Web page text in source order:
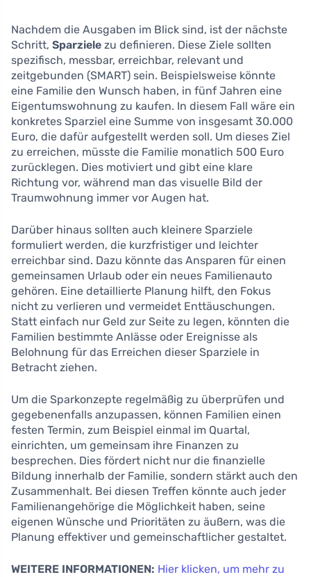
Nachdem die Ausgaben im Blick sind, ist der nächste
Schritt, Sparziele zu definieren. Diese Ziele sollten
spezifisch, messbar, erreichbar, relevant und
zeitgebunden (SMART) sein. Beispielsweise könnte
eine Familie den Wunsch haben, in fünf Jahren eine
Eigentumswohnung zu kaufen. In diesem Fall wäre ein
konkretes Sparziel eine Summe von insgesamt 30.000
Euro, die dafür aufgestellt werden soll. Um dieses Ziel
zu erreichen, müsste die Familie monatlich 500 Euro
zurücklegen. Dies motiviert und gibt eine klare
Richtung vor, während man das visuelle Bild der
Traumwohnung immer vor Augen hat.
Darüber hinaus sollten auch kleinere Sparziele
formuliert werden, die kurzfristiger und leichter
erreichbar sind. Dazu könnte das Ansparen für einen
gemeinsamen Urlaub oder ein neues Familienauto
gehören. Eine detaillierte Planung hilft, den Fokus
nicht zu verlieren und vermeidet Enttäuschungen.
Statt einfach nur Geld zur Seite zu legen, könnten die
Familien bestimmte Anlässe oder Ereignisse als
Belohnung für das Erreichen dieser Sparziele in
Betracht ziehen.
Um die Sparkonzepte regelmäßig zu überprüfen und
gegebenenfalls anzupassen, können Familien einen
festen Termin, zum Beispiel einmal im Quartal,
einrichten, um gemeinsam ihre Finanzen zu
besprechen. Dies fördert nicht nur die finanzielle
Bildung innerhalb der Familie, sondern stärkt auch den
Zusammenhalt. Bei diesen Treffen könnte auch jeder
Familienangehörige die Möglichkeit haben, seine
eigenen Wünsche und Prioritäten zu äußern, was die
Planung effektiver und gemeinschaftlicher gestaltet.
WEITERE INFORMATIONEN: Hier klicken, um mehr zu